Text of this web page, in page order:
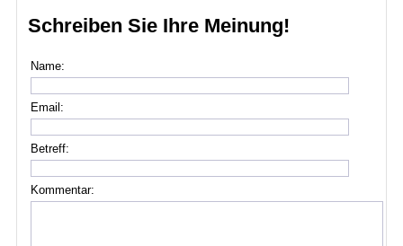
Schreiben Sie Ihre Meinung!
Name:
Email:
Betreff:
Kommentar: